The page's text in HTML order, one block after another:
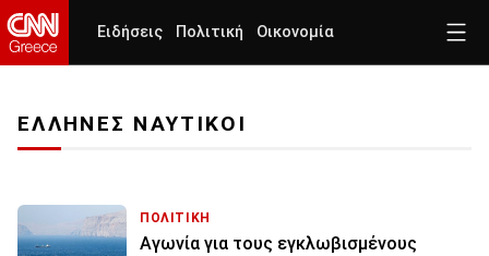
Ειδήσεις Πολιτική Οικονομία
ΕΛΛΗΝΕΣ ΝΑΥΤΙΚΟΙ
ΠΟΛΙΤΙΚΗ
Αγωνία για τους εγκλωβισμένους